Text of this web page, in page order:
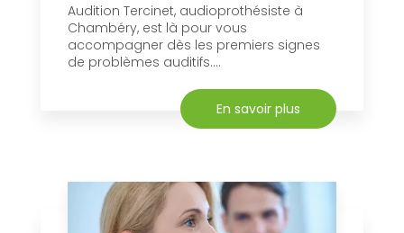
Audition Tercinet, audioprothésiste à
Chambéry, est là pour vous
accompagner dès les premiers signes
de problèmes auditifs....
En savoir plus